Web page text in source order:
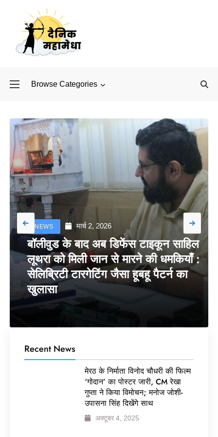
Browse Categories
NEWS मार्च 2, 2026
बॉलीवुड के बाद अब डिफेंस टाइकून साहिल
लूथरा को मिली जान से मारने की धमकियाँ :
सेलिब्रिटी टारगेटिंग जैसा हूबहू पैटर्न का
खुलासा
Recent News
मेरठ के निर्माता विनोद चौधरी की फिल्म
‘गोदान’ का पोस्टर जारी, CM रेखा
गुप्ता ने किया विमोचन; मनोज जोशी-
उपासना सिंह दिखेंगे साथ
अक्टूबर 4, 2025